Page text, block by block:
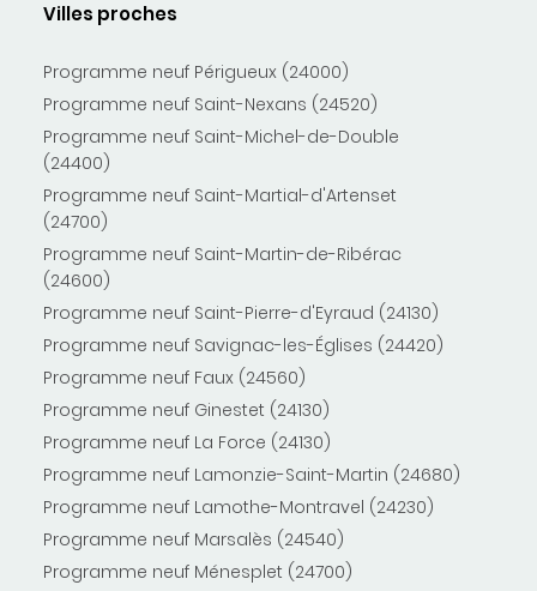
Villes proches
Programme neuf Périgueux (24000)
Programme neuf Saint-Nexans (24520)
Programme neuf Saint-Michel-de-Double
(24400)
Programme neuf Saint-Martial-d'Artenset
(24700)
Programme neuf Saint-Martin-de-Ribérac
(24600)
Programme neuf Saint-Pierre-d'Eyraud (24130)
Programme neuf Savignac-les-Églises (24420)
Programme neuf Faux (24560)
Programme neuf Ginestet (24130)
Programme neuf La Force (24130)
Programme neuf Lamonzie-Saint-Martin (24680)
Programme neuf Lamothe-Montravel (24230)
Programme neuf Marsalès (24540)
Programme neuf Ménesplet (24700)